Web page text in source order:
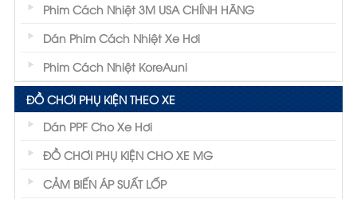
Phim Cách Nhiệt 3M USA CHÍNH HÃNG
Dán Phim Cách Nhiệt Xe Hơi
Phim Cách Nhiệt KoreAuni
ĐỒ CHƠI PHỤ KIỆN THEO XE
Dán PPF Cho Xe Hơi
ĐỒ CHƠI PHỤ KIỆN CHO XE MG
CẢM BIẾN ÁP SUẤT LỐP